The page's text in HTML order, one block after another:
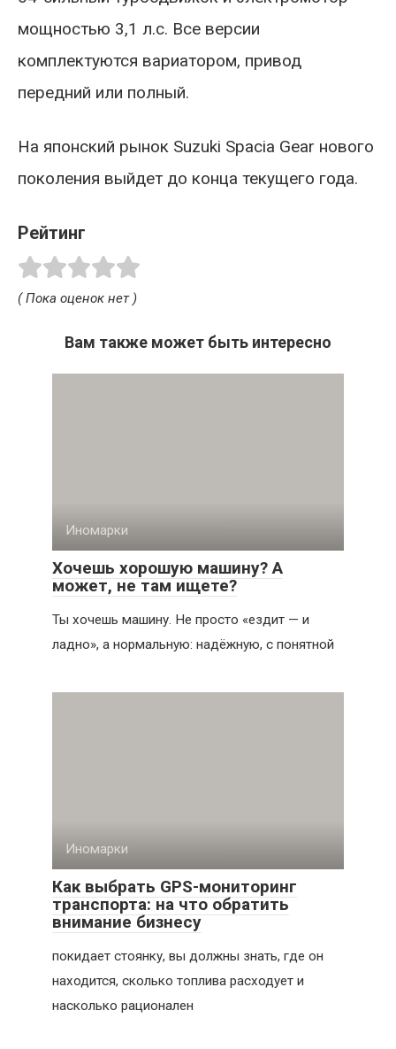
мощностью 3,1 л.с. Все версии
комплектуются вариатором, привод
передний или полный.
На японский рынок Suzuki Spacia Gear нового
поколения выйдет до конца текущего года.
Рейтинг
( Пока оценок нет )
Вам также может быть интересно
Иномарки
Хочешь хорошую машину? А
может, не там ищете?
Ты хочешь машину. Не просто «ездит — и
ладно», а нормальную: надёжную, с понятной
Иномарки
Как выбрать GPS-мониторинг
транспорта: на что обратить
внимание бизнесу
покидает стоянку, вы должны знать, где он
находится, сколько топлива расходует и
насколько рационален